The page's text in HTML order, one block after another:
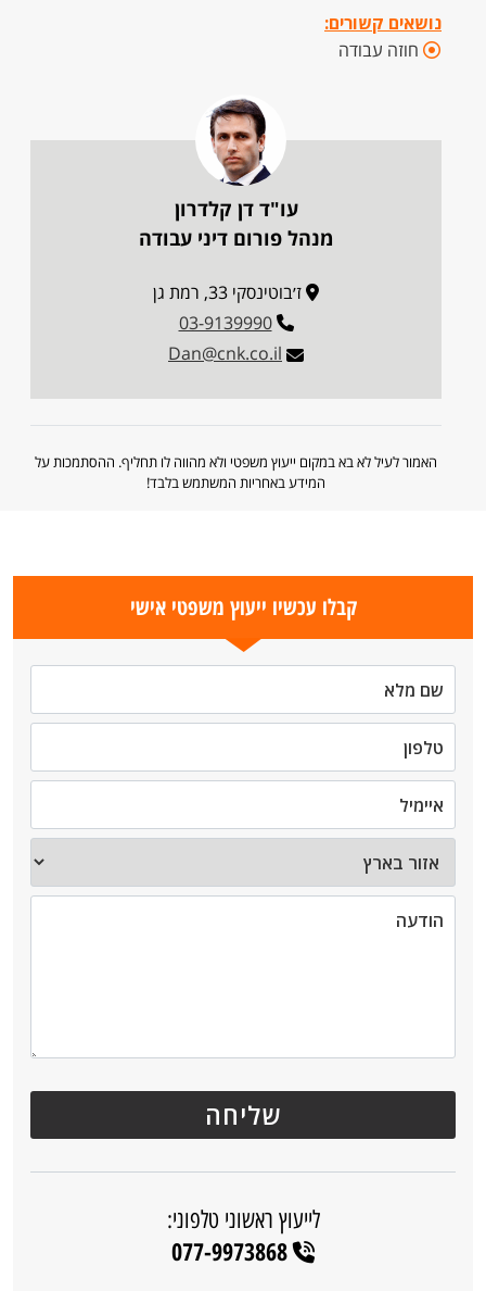
נושאים קשורים:
חוזה עבודה
עו"ד דן קלדרון
מנהל פורום דיני עבודה
ז׳בוטינסקי 33, רמת גן
03-9139990
Dan@cnk.co.il
האמור לעיל לא בא במקום ייעוץ משפטי ולא מהווה לו תחליף. ההסתמכות על
המידע באחריות המשתמש בלבד!
קבלו עכשיו ייעוץ משפטי אישי
לייעוץ ראשוני טלפוני:
077-9973868